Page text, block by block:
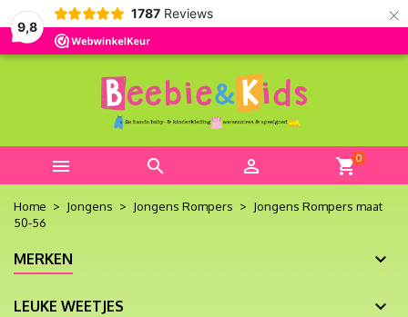
9,8
1787 Reviews ×
   shopping_cart0
Home Jongens Jongens Rompers
Jongens Rompers maat
50-56
MERKEN
LEUKE WEETJES